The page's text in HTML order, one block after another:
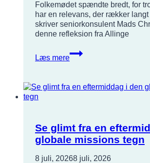
Folkemødet spændte bredt, for
har en relevans, der rækker
skriver seniorkonsulent Mads
denne refleksion fra Allinge
Læs mere
Der
er
mellem
omkring
os
Se glimt fra en
globale missions tegn
8 juli, 20268 juli, 2026